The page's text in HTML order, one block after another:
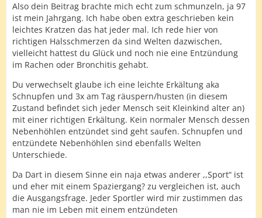
Also dein Beitrag brachte mich echt zum schmunzeln, ja 97
ist mein Jahrgang. Ich habe oben extra geschrieben kein
leichtes Kratzen das hat jeder mal. Ich rede hier von
richtigen Halsschmerzen da sind Welten dazwischen,
vielleicht hattest du Glück und noch nie eine Entzündung
im Rachen oder Bronchitis gehabt.
Du verwechselt glaube ich eine leichte Erkältung aka
Schnupfen und 3x am Tag räuspern/husten (in diesem
Zustand befindet sich jeder Mensch seit Kleinkind alter an)
mit einer richtigen Erkältung. Kein normaler Mensch dessen
Nebenhöhlen entzündet sind geht saufen. Schnupfen und
entzündete Nebenhöhlen sind ebenfalls Welten
Unterschiede.
Da Dart in diesem Sinne ein naja etwas anderer ,,Sport“ ist
und eher mit einem Spaziergang? zu vergleichen ist, auch
die Ausgangsfrage. Jeder Sportler wird mir zustimmen das
man nie im Leben mit einem entzündeten